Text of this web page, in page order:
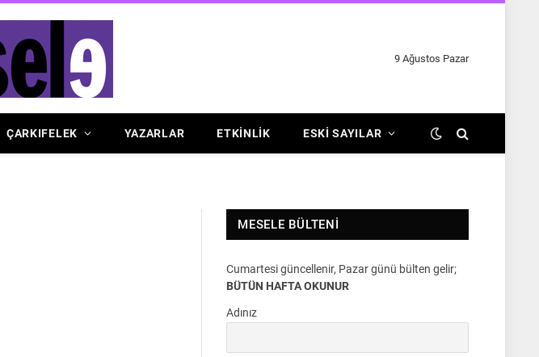
9 Ağustos Pazar
ÇARKIFELEK YAZARLAR ETKINLIK ESKI SAYILAR
MESELE BÜLTENI
Cumartesi güncellenir, Pazar günü bülten gelir;
BÜTÜN HAFTA OKUNUR
Adınız